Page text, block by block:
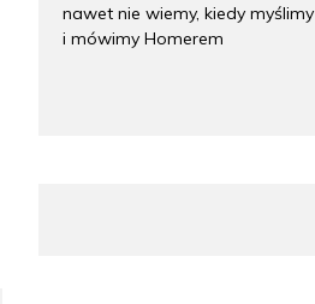
nawet nie wiemy, kiedy myślimy
i mówimy Homerem